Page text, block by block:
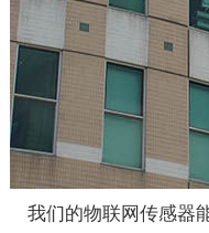
我们的物联网传感器